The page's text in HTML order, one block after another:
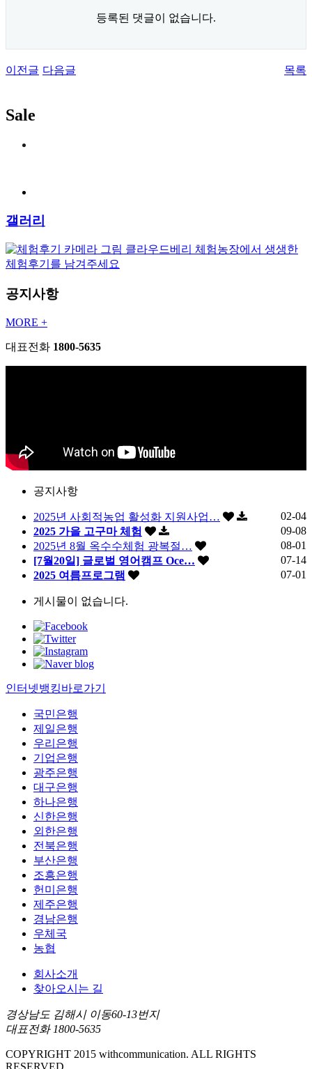
등록된 댓글이 없습니다.
이전글 다음글 목록
Sale
갤러리
클라우드베리 체험농장에서 생생한
체험후기를 남겨주세요
공지사항
MORE +
대표전화 1800-5635
공지사항
2025년 사회적농업 활성화 지원사업…
02-04
2025 가을 고구마 체험
09-08
2025년 8월 옥수수체험 광복절…
08-01
[7월20일] 글로벌 영어캠프 Oce…
07-14
2025 여름프로그램
07-01
게시물이 없습니다.
인터넷뱅킹바로가기
국민은행
제일은행
우리은행
기업은행
광주은행
대구은행
하나은행
신한은행
외한은행
전북은행
부산은행
조흥은행
헌미은행
제주은행
경남은행
우체국
농협
회사소개
찾아오시는 길
경상남도 김해시 이동60-13번지
대표전화 1800-5635
COPYRIGHT 2015 withcommunication. ALL RIGHTS
RESERVED.